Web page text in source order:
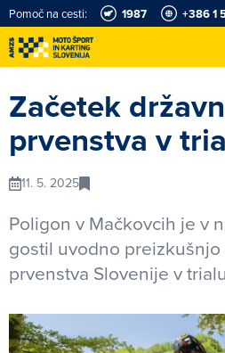
Pomoč na cesti: 1987 +386 1
Začetek
prvenstva v
11. 5. 2025
Poligon v Mačkovcih je v
gostil uvodno
prvenstva Slovenije v